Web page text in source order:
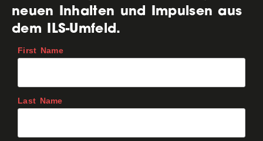
neuen Inhalten und Impulsen aus
dem ILS-Umfeld.
First Name
Last Name